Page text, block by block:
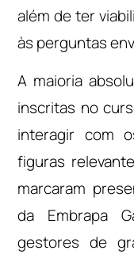
além de ter
às perguntas
A maioria
inscritas no
interagir com
figuras
marcaram
da Embrapa
gestores de